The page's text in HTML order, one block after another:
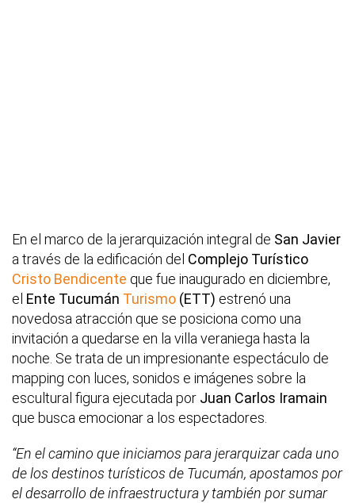
En el marco de la jerarquización integral de San Javier
a través de la edificación del Complejo Turístico
Cristo Bendicente que fue inaugurado en diciembre,
el Ente Tucumán Turismo (ETT) estrenó una
novedosa atracción que se posiciona como una
invitación a quedarse en la villa veraniega hasta la
noche. Se trata de un impresionante espectáculo de
mapping con luces, sonidos e imágenes sobre la
escultural figura ejecutada por Juan Carlos Iramain
que busca emocionar a los espectadores.
“En el camino que iniciamos para jerarquizar cada uno
de los destinos turísticos de Tucumán, apostamos por
el desarrollo de infraestructura y también por sumar